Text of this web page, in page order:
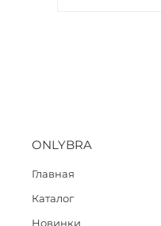
ONLYBRA
Главная
Каталог
Новинки